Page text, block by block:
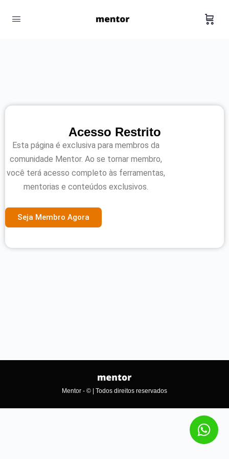
Acesso Restrito
Esta página é exclusiva para membros da
comunidade Mentor. Ao se tornar membro,
você terá acesso completo às ferramentas,
mentorias e conteúdos exclusivos.
Seja Membro Agora
Mentor - © | Todos direitos reservados